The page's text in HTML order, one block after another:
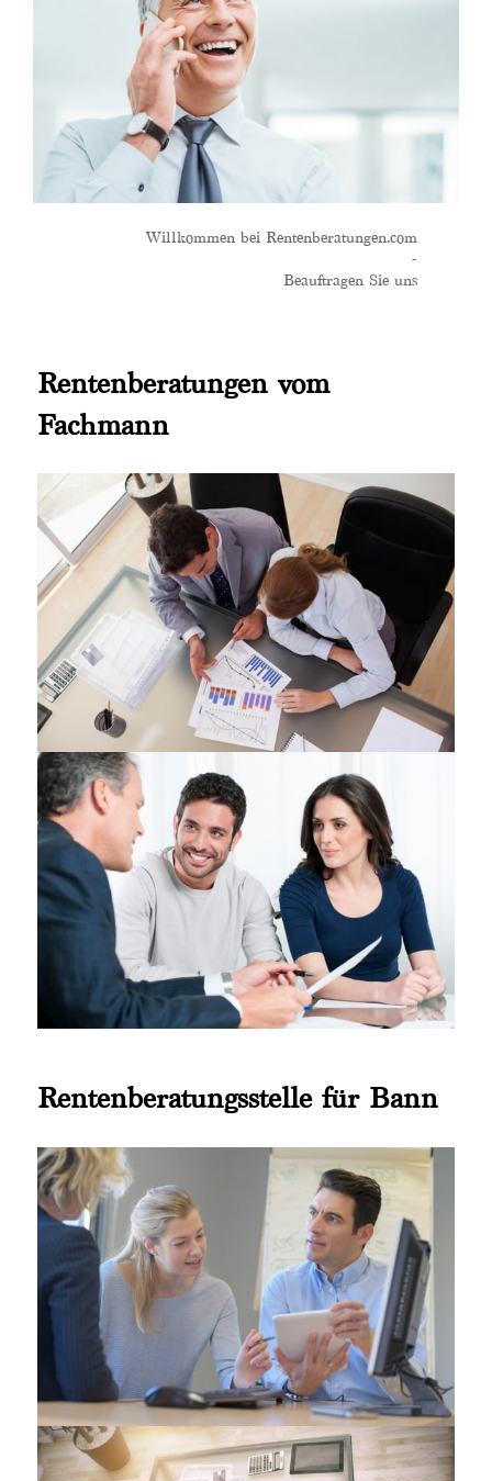
Willkommen bei Rentenberatungen.com
-
Beauftragen Sie uns
Rentenberatungen vom
Fachmann
Rentenberatungsstelle für Bann